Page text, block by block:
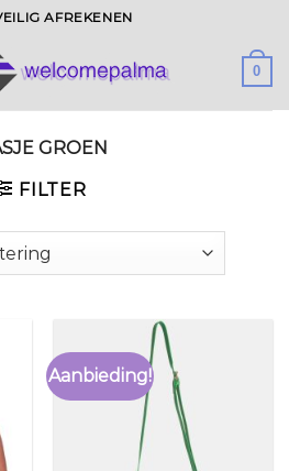
AFREKENEN
0
GROEN
FILTER
Aanbieding!